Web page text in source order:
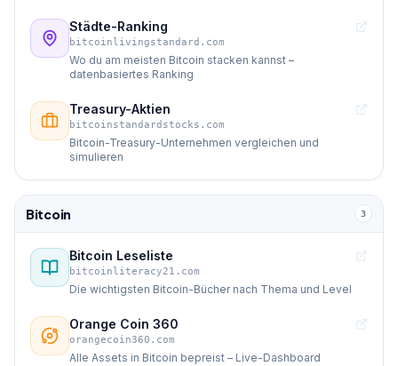
Städte-Ranking
bitcoinlivingstandard.com
Wo du am meisten Bitcoin stacken kannst –
datenbasiertes Ranking
Treasury-Aktien
bitcoinstandardstocks.com
Bitcoin-Treasury-Unternehmen vergleichen und
simulieren
Bitcoin 3
Bitcoin Leseliste
bitcoinliteracy21.com
Die wichtigsten Bitcoin-Bücher nach Thema und Level
Orange Coin 360
orangecoin360.com
Alle Assets in Bitcoin bepreist – Live-Dashboard